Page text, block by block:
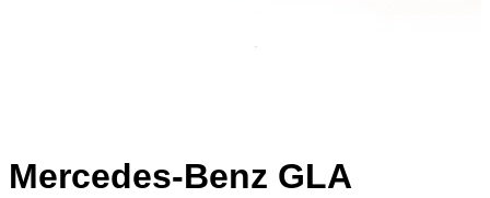
Mercedes-Benz GLA